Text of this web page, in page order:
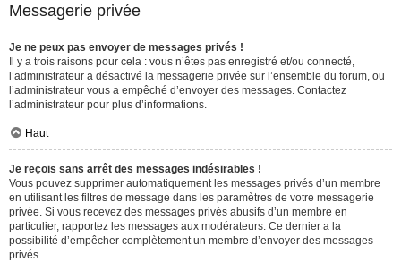
Messagerie privée
Je ne peux pas envoyer de messages privés !
Il y a trois raisons pour cela : vous n’êtes pas enregistré et/ou connecté,
l’administrateur a désactivé la messagerie privée sur l’ensemble du forum, ou
l’administrateur vous a empêché d’envoyer des messages. Contactez
l’administrateur pour plus d’informations.
Haut
Je reçois sans arrêt des messages indésirables !
Vous pouvez supprimer automatiquement les messages privés d’un membre
en utilisant les filtres de message dans les paramètres de votre messagerie
privée. Si vous recevez des messages privés abusifs d’un membre en
particulier, rapportez les messages aux modérateurs. Ce dernier a la
possibilité d’empêcher complètement un membre d’envoyer des messages
privés.